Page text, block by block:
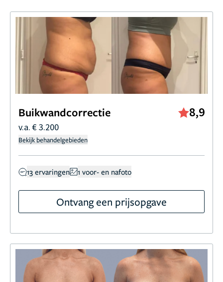
Buikwandcorrectie 8,9
v.a. € 3.200
Bekijk behandelgebieden
13 ervaringen 1 voor- en nafoto
Ontvang een prijsopgave